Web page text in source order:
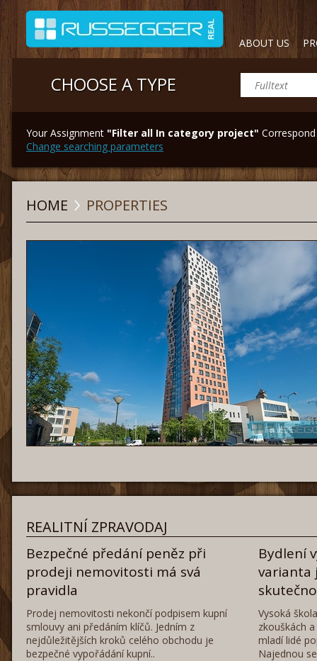
ABOUT US
CHOOSE A TYPE
Your Assignment "Filter all In category project"
Change searching parameters
HOME PROPERTIES
REALITNÍ ZPRAVODAJ
Bezpečné předání peněz při
prodeji nemovitosti má svá
pravidla
Prodej nemovitosti nekončí podpisem kupní
smlouvy ani předáním klíčů. Jedním z
nejdůležitějších kroků celého obchodu je
bezpečné vypořádání kupní..
Bydlení
varianta
Vysoká
zkouškách
mladí lidé
Najednou